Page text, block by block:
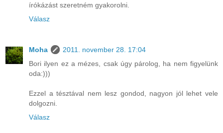
írókázást szeretném gyakorolni.
Válasz
Moha
2011. november 28. 17:04
Bori ilyen ez a mézes, csak úgy párolog, ha nem figyelünk
oda:)))
Ezzel a tésztával nem lesz gondod, nagyon jól lehet vele
dolgozni.
Válasz